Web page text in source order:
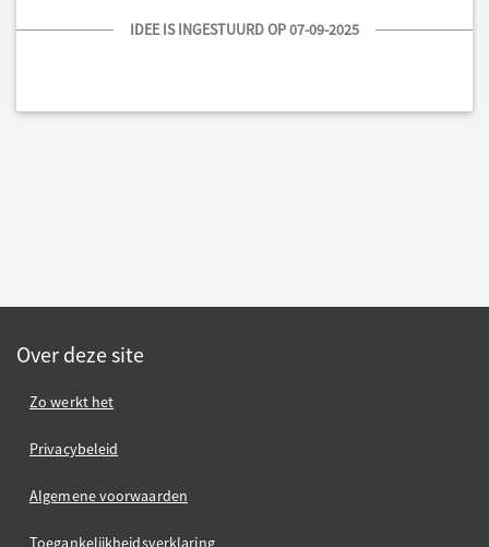
IDEE IS INGESTUURD OP 07-09-2025
Over deze site
Zo werkt het
Privacybeleid
Algemene voorwaarden
Toegankelijkheidsverklaring